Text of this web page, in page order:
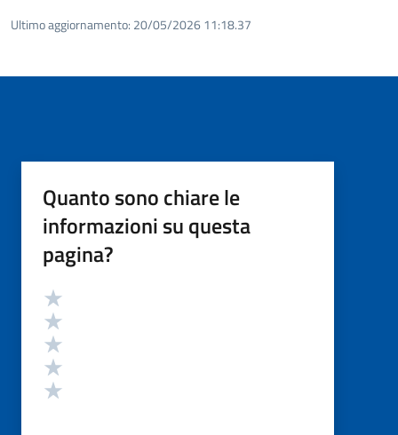
Ultimo aggiornamento: 20/05/2026 11:18.37
Quanto sono chiare le
informazioni su questa
pagina?
Valutazione